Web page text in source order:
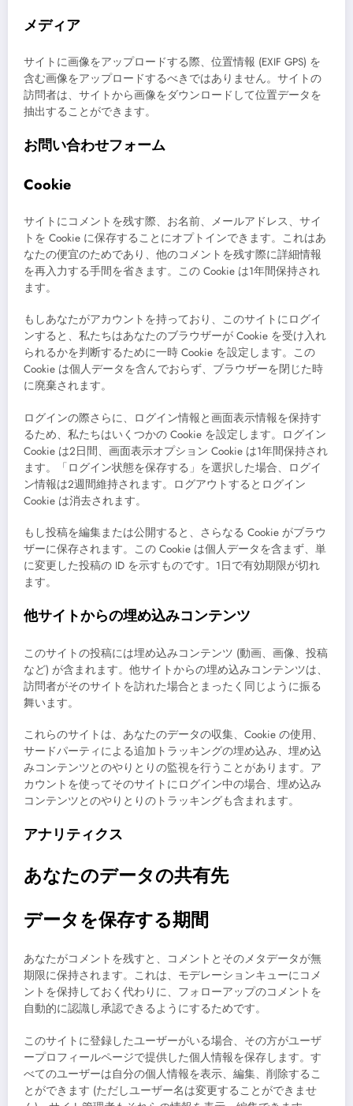
メディア
サイトに画像をアップロードする際、位置情報 (EXIF GPS) を
含む画像をアップロードするべきではありません。サイトの
訪問者は、サイトから画像をダウンロードして位置データを
抽出することができます。
お問い合わせフォーム
Cookie
サイトにコメントを残す際、お名前、メールアドレス、サイ
トを Cookie に保存することにオプトインできます。これはあ
なたの便宜のためであり、他のコメントを残す際に詳細情報
を再入力する手間を省きます。この Cookie は1年間保持され
ます。
もしあなたがアカウントを持っており、このサイトにログイ
ンすると、私たちはあなたのブラウザーが Cookie を受け入れ
られるかを判断するために一時 Cookie を設定します。この
Cookie は個人データを含んでおらず、ブラウザーを閉じた時
に廃棄されます。
ログインの際さらに、ログイン情報と画面表示情報を保持す
るため、私たちはいくつかの Cookie を設定します。ログイン
Cookie は2日間、画面表示オプション Cookie は1年間保持され
ます。「ログイン状態を保存する」を選択した場合、ログイ
ン情報は2週間維持されます。ログアウトするとログイン
Cookie は消去されます。
もし投稿を編集または公開すると、さらなる Cookie がブラウ
ザーに保存されます。この Cookie は個人データを含まず、単
に変更した投稿の ID を示すものです。1日で有効期限が切れ
ます。
他サイトからの埋め込みコンテンツ
このサイトの投稿には埋め込みコンテンツ (動画、画像、投稿
など) が含まれます。他サイトからの埋め込みコンテンツは、
訪問者がそのサイトを訪れた場合とまったく同じように振る
舞います。
これらのサイトは、あなたのデータの収集、Cookie の使用、
サードパーティによる追加トラッキングの埋め込み、埋め込
みコンテンツとのやりとりの監視を行うことがあります。ア
カウントを使ってそのサイトにログイン中の場合、埋め込み
コンテンツとのやりとりのトラッキングも含まれます。
アナリティクス
あなたのデータの共有先
データを保存する期間
あなたがコメントを残すと、コメントとそのメタデータが無
期限に保持されます。これは、モデレーションキューにコメ
ントを保持しておく代わりに、フォローアップのコメントを
自動的に認識し承認できるようにするためです。
このサイトに登録したユーザーがいる場合、その方がユーザ
ープロフィールページで提供した個人情報を保存します。す
べてのユーザーは自分の個人情報を表示、編集、削除するこ
とができます (ただしユーザー名は変更することができませ